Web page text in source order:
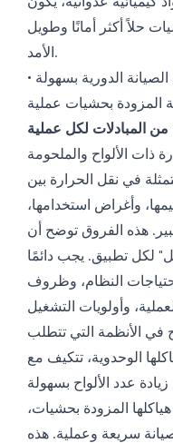
حلاً أكثر أمانًا وطويل
الأمد.
• في المنشآت التي يمكن فيها إجراء الصيانة الدورية بسهولة
من المبادلات لكل عملية
ذات الألواح والملحومة
في نقل الحرارة بين
وأغراض استخدامها،
هذه الفروق توضح أن
لكل تطبيق. يجب دائمًا
النظام، وظروف
في الأنظمة التي تتطلب
الوحدوية، تتكيف مع
عدد الألواح بسهولة
المزودة بحشيات،
سريعة وعملية. هذه